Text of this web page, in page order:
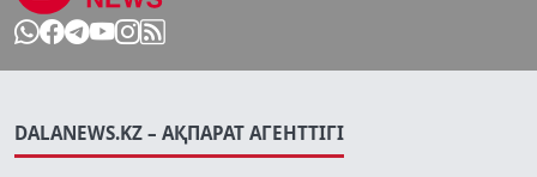
DALANEWS.KZ – АҚПАРАТ АГЕНТТІГІ